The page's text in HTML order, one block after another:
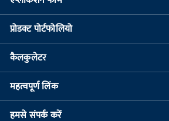
प्रोडक्ट पोर्टफोलियो
कैलकुलेटर
महत्वपूर्ण लिंक
हमसे संपर्क करें